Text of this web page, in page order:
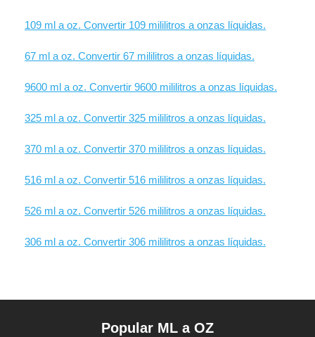
109 ml a oz. Convertir 109 mililitros a onzas líquidas.
67 ml a oz. Convertir 67 mililitros a onzas líquidas.
9600 ml a oz. Convertir 9600 mililitros a onzas líquidas.
325 ml a oz. Convertir 325 mililitros a onzas líquidas.
370 ml a oz. Convertir 370 mililitros a onzas líquidas.
516 ml a oz. Convertir 516 mililitros a onzas líquidas.
526 ml a oz. Convertir 526 mililitros a onzas líquidas.
306 ml a oz. Convertir 306 mililitros a onzas líquidas.
Popular ML a OZ